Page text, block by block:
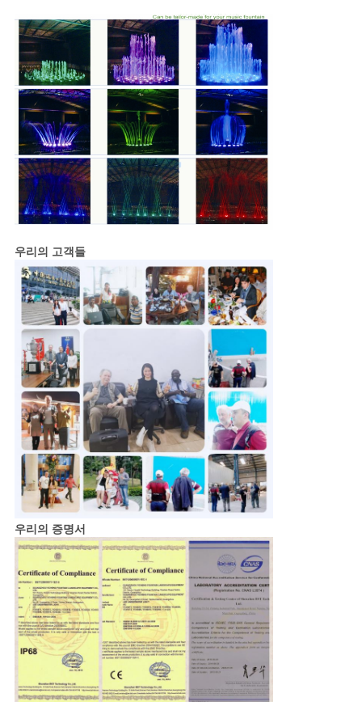
우리의 고객들
우리의 증명서